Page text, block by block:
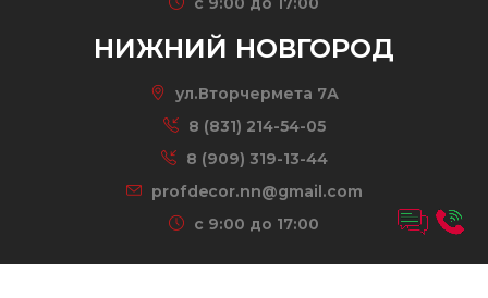
НИЖНИЙ НОВГОРОД
ул.Вторчермета 7А
8 (831) 214-54-05
8 (909) 319-13-44
profdecor.nn@gmail.com
c 9:00 до 17:00